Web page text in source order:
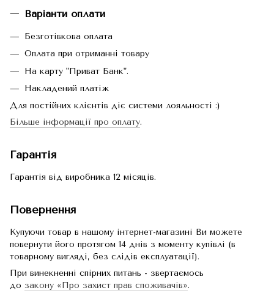
Варіанти оплати
Безготівкова оплата
Оплата при отриманні товару
На карту "Приват Банк".
Накладений платіж
Для постійних клієнтів діє системи лояльності :)
Більше інформації про оплату.
Гарантія
Гарантія від виробника 12 місяців.
Повернення
Купуючи товар в нашому інтернет-магазині Ви можете
повернути його протягом 14 днів з моменту купівлі (в
товарному вигляді, без слідів експлуатації).
При винекненні спірних питань - звертаємось
до закону «Про захист прав споживачів».